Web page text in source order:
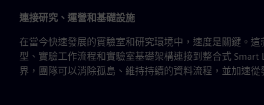
連接研究、運營和基礎設施
在當今快速發展的實驗室和研究環境中，速度是關鍵。
型、實驗工作流程和實驗室基礎架構連接到整合式
界，團隊可以消除孤島、維持持續的資料流程，並加速從